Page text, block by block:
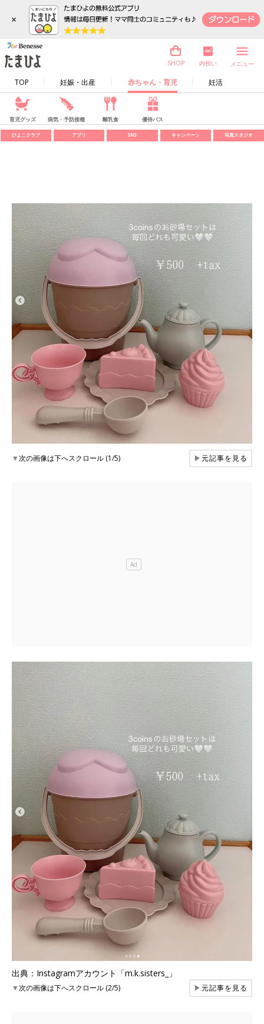
×
TOP 妊娠・出産 赤ちゃん・育児 妊活
SHOP 内祝い メニュー
育児グッズ 病気・予防接種 離乳食 優待パス
ひよこクラブ アプリ SNS キャンペーン 写真スタジオ
▼次の画像は下へスクロール (1/5) ▶元記事を見る
出典：Instagramアカウント「m.k.sisters_」
▼次の画像は下へスクロール (2/5) ▶元記事を見る